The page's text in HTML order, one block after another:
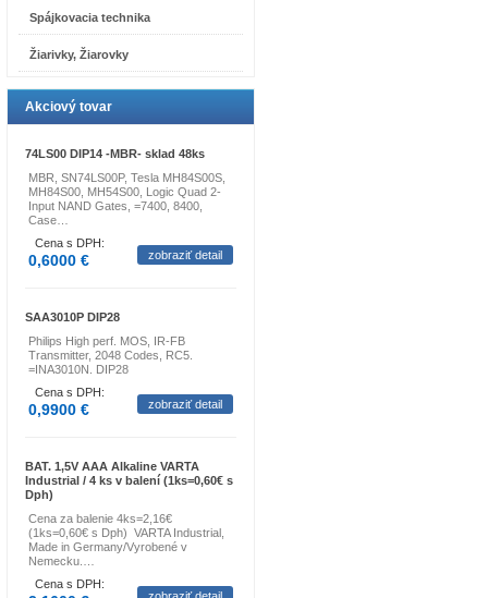
Spájkovacia technika
Žiarivky, Žiarovky
Akciový tovar
74LS00 DIP14 -MBR- sklad 48ks
MBR, SN74LS00P, Tesla MH84S00S,
MH84S00, MH54S00, Logic Quad 2-
Input NAND Gates, =7400, 8400,
Case…
Cena s DPH:
0,6000 € zobraziť detail
SAA3010P DIP28
Philips High perf. MOS, IR-FB
Transmitter, 2048 Codes, RC5.
=INA3010N. DIP28
Cena s DPH:
0,9900 € zobraziť detail
BAT. 1,5V AAA Alkaline VARTA
Industrial / 4 ks v balení (1ks=0,60€ s
Dph)
Cena za balenie 4ks=2,16€
(1ks=0,60€ s Dph) VARTA Industrial,
Made in Germany/Vyrobené v
Nemecku.…
Cena s DPH: